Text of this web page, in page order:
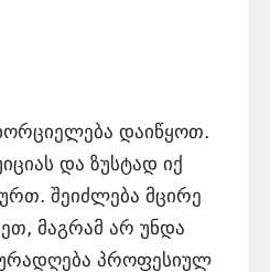
დაიწყოთ.
და ზუსტად იქ
შეიძლება მცირე
მაგრამ არ უნდა
პროფესიულ